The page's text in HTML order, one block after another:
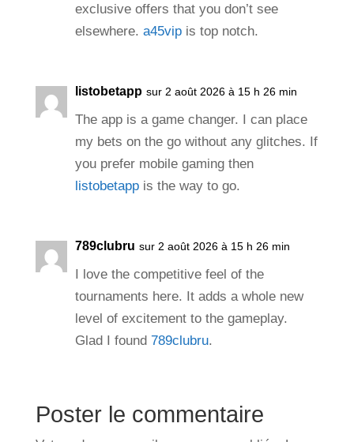
exclusive offers that you don’t see
elsewhere. a45vipis top notch.
listobetapp sur 2 août 2026 à 15 h 26 min
The app is a game changer. I can place
my bets on the go without any glitches. If
you prefer mobile gaming then
listobetappis the way to go.
789clubru sur 2 août 2026 à 15 h 26 min
I love the competitive feel of the
tournaments here. It adds a whole new
level of excitement to the gameplay.
Glad I found 789clubru.
Poster le commentaire